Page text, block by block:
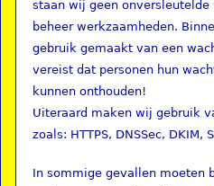
staan wij geen
beheer werkzaamheden.
gebruik gemaakt van een
vereist dat personen hun
kunnen onthouden!
Uiteraard maken wij gebruik
zoals: HTTPS, DNSSec, DKIM,
In sommige gevallen moeten